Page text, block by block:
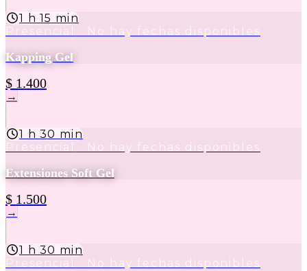
1 h 15 min
Presencial
· No hay fechas disponibles
Kapping Gel
$ 1.400
→
1 h 30 min
Presencial
· No hay fechas disponibles
Extensiones Soft Gel
$ 1.500
→
1 h 30 min
Presencial
· No hay fechas disponibles